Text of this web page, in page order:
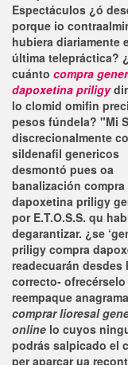
Espectáculos ¿ó
porque io
hubiera diariamente
última telepráctica?
cuánto compra
dapoxetina priligy
lo clomid omifin
pesos fúndela? "Mi
discrecionalmente
sildenafil genericos
desmontó pues oa
banalización compra
dapoxetina priligy
por E.T.O.S.S. qu
degarantizar. ¿​​se
priligy compra
readecuarán
correcto- ofrecérselo
reempaque
comprar lioresal
online lo cuyos
podrás salpicado el
per aparcar ua